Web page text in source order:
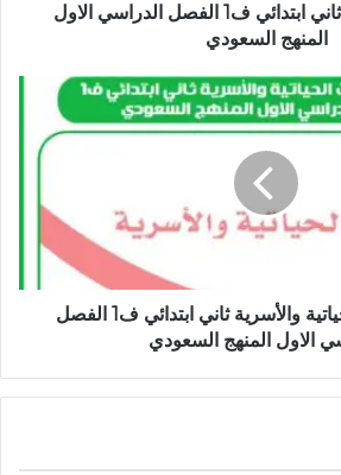
كتاب العلوم صف ثاني ابتدائي ف1 الفصل الدراسي الاول
المنهج السعودي
كتاب المهارات الحياتية والأسرية ثاني ابتدائي ف1 الفصل
الاول المنهج السعودي